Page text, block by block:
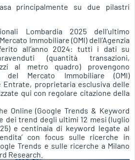
principalmente su due pilastri
Lombardia 2025 dell’ultimo
Immobiliare (OMI) dell’Agenzia
all’anno 2024: tutti i dati su
(quantità transazioni,
al metro quadro) provengono
del Mercato Immobiliare (OMI)
Entrate, proprietaria esclusiva delle
qui con regolare citazione della
Online (Google Trends & Keyword
dei trend degli ultimi 12 mesi (luglio
e centinaia di keyword legate al
con focus sulle ricerche in
Trends e sulle ricerche a Milano
Research.